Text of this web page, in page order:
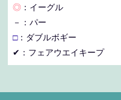
◎ ：イーグル
－
：パー
□：ダブルボギー
✔：フェアウエイキープ